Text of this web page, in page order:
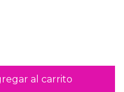
al carrito